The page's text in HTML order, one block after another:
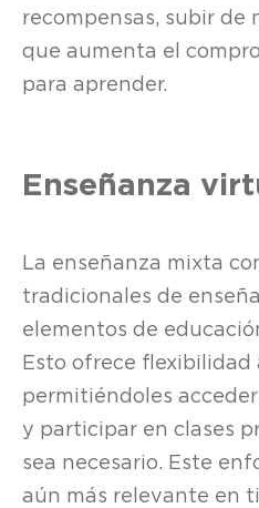
recompensas, subir de
que aumenta el
para aprender.
Enseñanza
La enseñanza mixta
tradicionales de
elementos de
Esto ofrece flexibilidad
permitiéndoles
y participar en clases
sea necesario. Este
aún más relevante en